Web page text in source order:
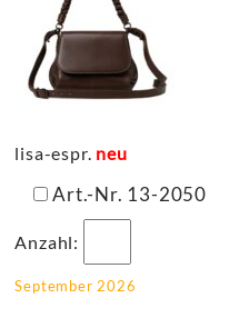
lisa-espr. neu
Art.-Nr. 13-2050
Anzahl:
September 2026